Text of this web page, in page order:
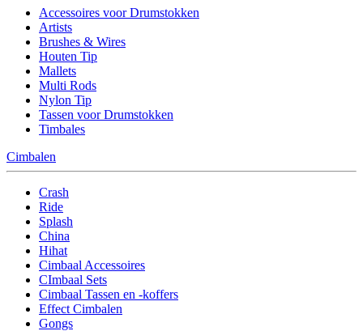
Accessoires voor Drumstokken
Artists
Brushes & Wires
Houten Tip
Mallets
Multi Rods
Nylon Tip
Tassen voor Drumstokken
Timbales
Cimbalen
Crash
Ride
Splash
China
Hihat
Cimbaal Accessoires
CImbaal Sets
Cimbaal Tassen en -koffers
Effect Cimbalen
Gongs